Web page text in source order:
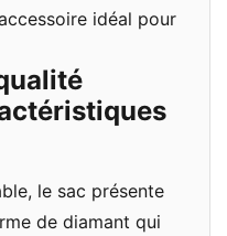
idéal pour
le sac présente
de diamant qui